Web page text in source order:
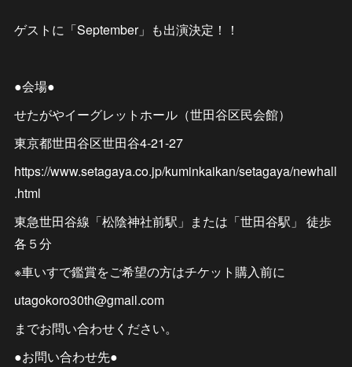
ゲストに「September」も出演決定！！
●会場●
せたがやイーグレットホール（世田谷区民会館）
東京都世田谷区世田谷4-21-27
https://www.setagaya.co.jp/kuminkaikan/setagaya/newhall
.html
東急世田谷線「松陰神社前駅」または「世田谷駅」 徒歩
各５分
※車いすで鑑賞をご希望の方はチケット購入前に
utagokoro30th@gmail.com
までお問い合わせください。
●お問い合わせ先●